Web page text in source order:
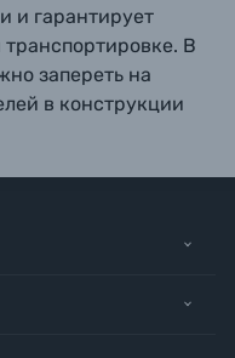
и гарантирует
В
запереть на
в конструкции